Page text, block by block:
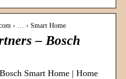
› … › Smart Home
– Bosch
Smart Home | Home